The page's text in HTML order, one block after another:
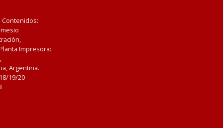
Impresora:
Argentina.
19/20